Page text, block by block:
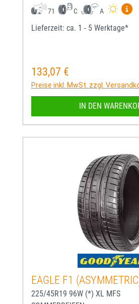
71 C A
Lieferzeit: ca. 1 - 5 Werktage*
Regulärer Preis:
133,07 €
Preise inkl. MwSt. zzgl.
IN DEN
EAGLE F1
225/45R19 96W (*) XL MFS